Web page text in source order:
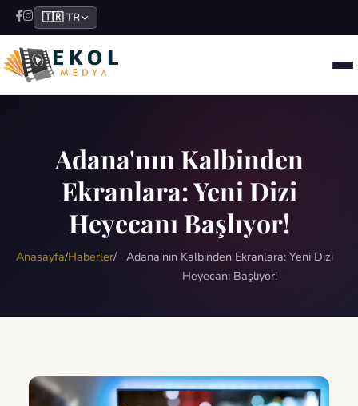
🇹🇷 TR
Adana'nın Kalbinden
Ekranlara: Yeni Dizi
Heyecanı Başlıyor!
Anasayfa/Haberler/ Adana'nın Kalbinden Ekranlara: Yeni Dizi
Heyecanı Başlıyor!